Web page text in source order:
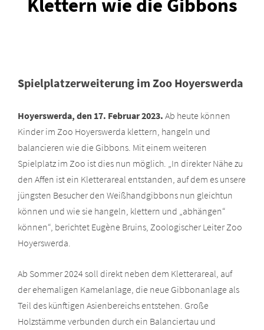
Klettern wie die Gibbons
Spielplatzerweiterung im Zoo Hoyerswerda
Hoyerswerda, den 17. Februar 2023. Ab heute können
Kinder im Zoo Hoyerswerda klettern, hangeln und
balancieren wie die Gibbons. Mit einem weiteren
Spielplatz im Zoo ist dies nun möglich. „In direkter Nähe zu
den Affen ist ein Kletterareal entstanden, auf dem es unsere
jüngsten Besucher den Weißhandgibbons nun gleichtun
können und wie sie hangeln, klettern und „abhängen“
können“, berichtet Eugène Bruins, Zoologischer Leiter Zoo
Hoyerswerda.
Ab Sommer 2024 soll direkt neben dem Kletterareal, auf
der ehemaligen Kamelanlage, die neue Gibbonanlage als
Teil des künftigen Asienbereichs entstehen. Große
Holzstämme verbunden durch ein Balanciertau und